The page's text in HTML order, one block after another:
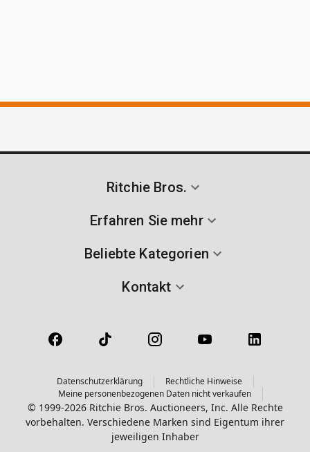
Ritchie Bros.
Erfahren Sie mehr
Beliebte Kategorien
Kontakt
Datenschutzerklärung
Rechtliche Hinweise
Meine personenbezogenen Daten nicht verkaufen
© 1999-2026 Ritchie Bros. Auctioneers, Inc. Alle Rechte
vorbehalten. Verschiedene Marken sind Eigentum ihrer
jeweiligen Inhaber